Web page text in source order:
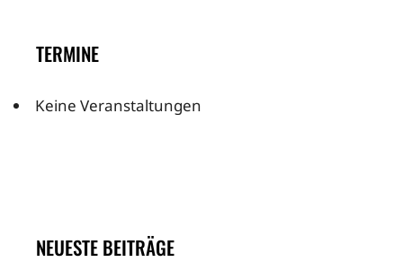
TERMINE
Keine Veranstaltungen
NEUESTE BEITRÄGE